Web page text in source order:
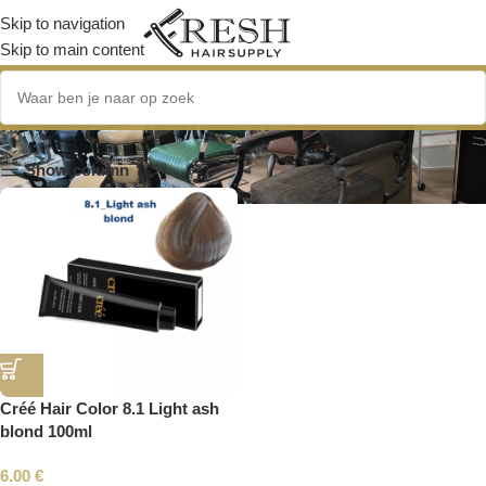
Skip to navigation
Skip to main content
8.1
Show column
Créé Hair Color 8.1 Light ash
blond 100ml
6.00 €